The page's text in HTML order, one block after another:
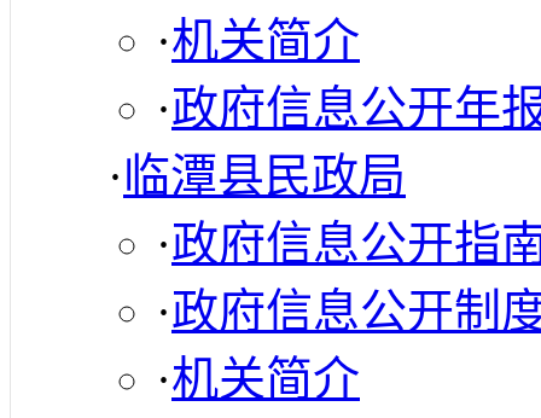
·机关简介
·政府信息公开年
·临潭县民政局
·政府信息公开指
·政府信息公开制
·机关简介